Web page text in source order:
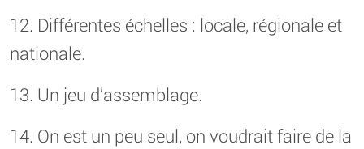
12. Différentes échelles : locale, régionale et
nationale.
13. Un jeu d’assemblage.
14. On est un peu seul, on voudrait faire de la